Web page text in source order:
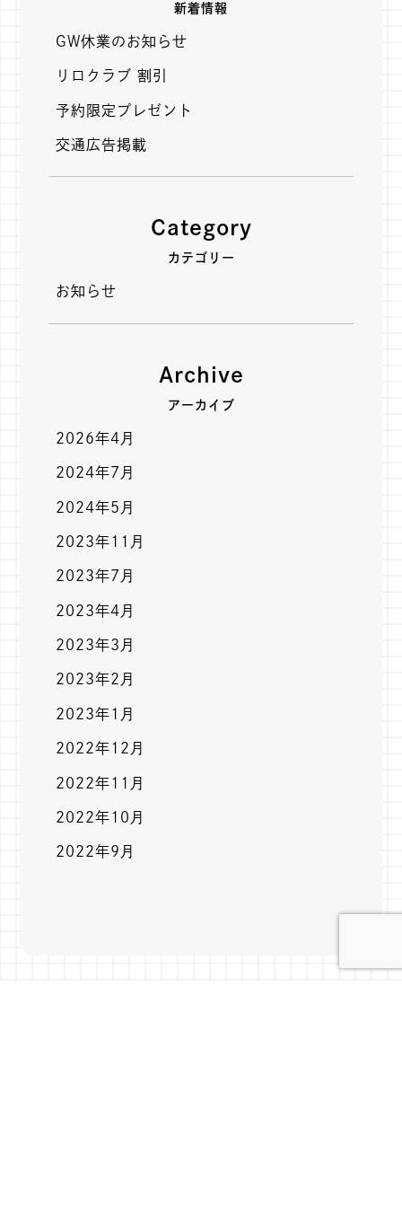
新着情報
GW休業のお知らせ
リロクラブ 割引
予約限定プレゼント
交通広告掲載
Category
カテゴリー
お知らせ
Archive
アーカイブ
2026年4月
2024年7月
2024年5月
2023年11月
2023年7月
2023年4月
2023年3月
2023年2月
2023年1月
2022年12月
2022年11月
2022年10月
2022年9月